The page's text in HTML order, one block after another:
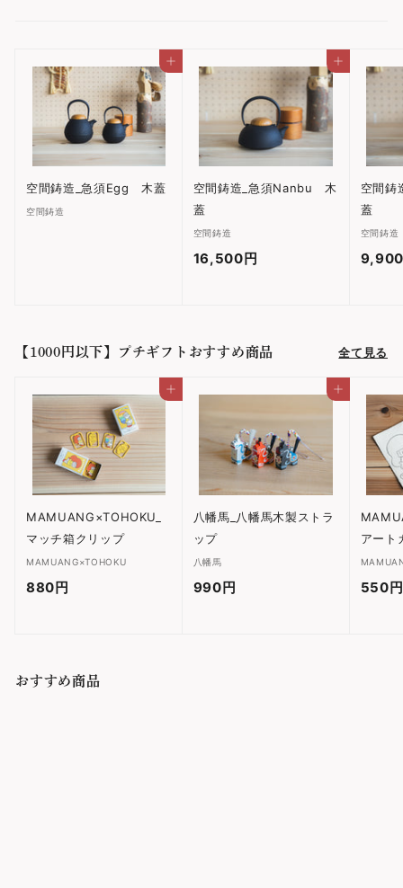
ア
す
ア
す
る
カートに入れる
空間鋳造_急須Egg 木蓋
空間鋳造
カートに入れる
空間鋳造_急須Nanbu 木
蓋
空間鋳造
16,500円
0
空間
蓋
空間鋳造
【1000円以下】プチギフトおすすめ商品 全て見る
カートに入れる
MAMUANG×TOHOKU_
マッチ箱クリップ
MAMUANG×TOHOKU
880円
カートに入れる
八幡馬_八幡馬木製ストラ
ップ
八幡馬
990円
アート
550円
おすすめ商品